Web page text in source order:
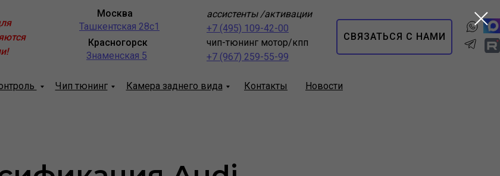
Ташкентская 28с1
Знаменская 5
ассистенты /активации
+7 (495) 109-42-00
чип-тюнинг мотор/кпп
+7 (967) 259-55-99
Москва
Красногорск
СВЯЗАТЬСЯ С НАМИ
Чип тюнинг Камера заднего вида Контакты Новости